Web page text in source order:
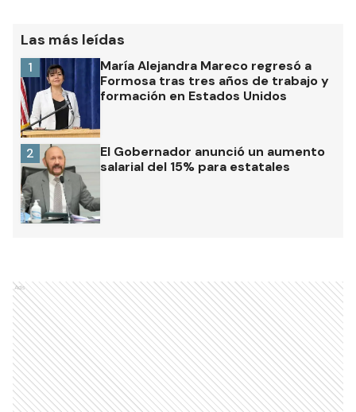
Las más leídas
María Alejandra Mareco regresó a
Formosa tras tres años de trabajo y
formación en Estados Unidos
1
El Gobernador anunció un aumento
salarial del 15% para estatales
2
Ads